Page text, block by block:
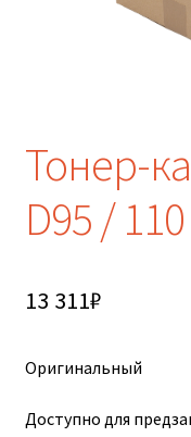
Тонер-
D95 /
13 311₽
Оригинальный
Доступно для